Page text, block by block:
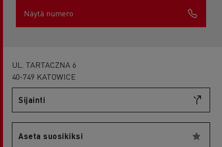
Näytä numero
UL. TARTACZNA 6
40-749 KATOWICE
Sijainti
Aseta suosikiksi